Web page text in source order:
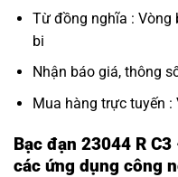
Từ đồng nghĩa : Vòng
bi
Nhận báo giá, thông
Mua hàng trực tuyến :
Bạc đạn 23044 R
các ứng dụng công